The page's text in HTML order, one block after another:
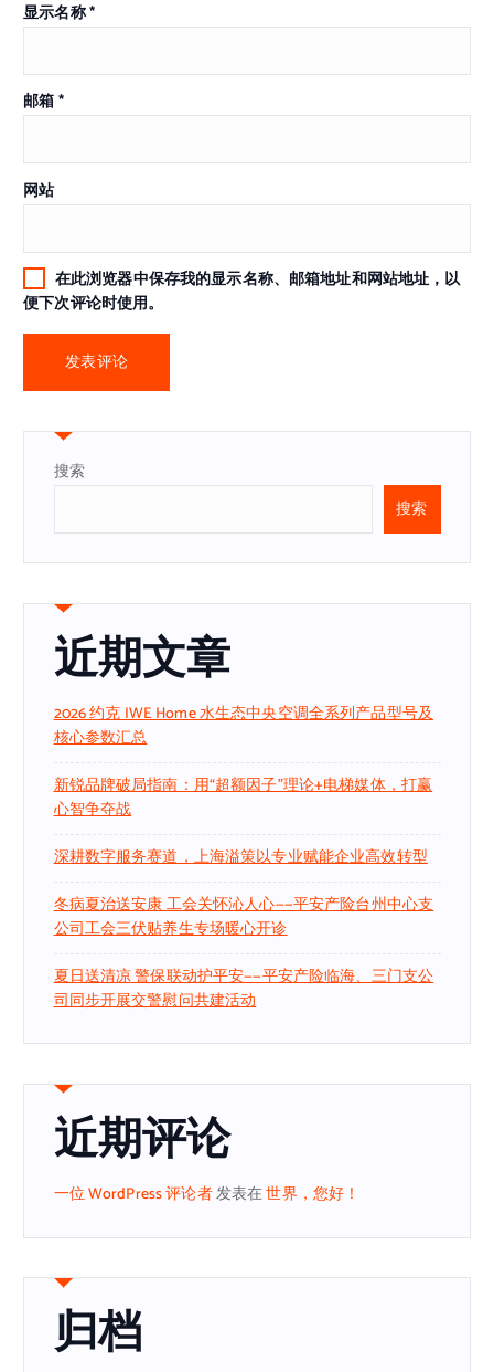
显示名称*
邮箱*
网站
在此浏览器中保存我的显示名称、邮箱地址和网站地址，以
便下次评论时使用。
搜索
搜索
近期文章
2026 约克 IWE Home 水生态中央空调全系列产品型号及
核心参数汇总
新锐品牌破局指南：用“超额因子”理论+电梯媒体，打赢
心智争夺战
深耕数字服务赛道，上海溢策以专业赋能企业高效转型
冬病夏治送安康 工会关怀沁人心——平安产险台州中心支
公司工会三伏贴养生专场暖心开诊
夏日送清凉 警保联动护平安——平安产险临海、三门支公
司同步开展交警慰问共建活动
近期评论
一位 WordPress 评论者发表在世界，您好！
归档